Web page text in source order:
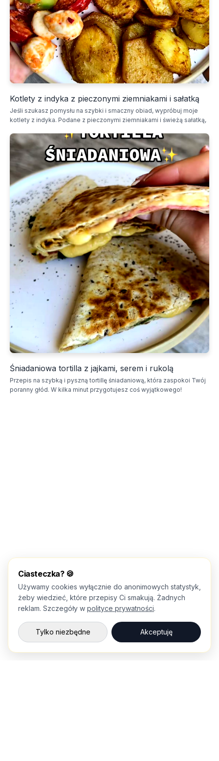
Ciasteczka? 🍪
Używamy cookies wyłącznie do anonimowych statystyk,
żeby wiedzieć, które przepisy Ci smakują. Żadnych
reklam. Szczegóły w polityce prywatności.
Tylko niezbędne Akceptuję
Kotlety z indyka z pieczonymi ziemniakami i sałatką
Jeśli szukasz pomysłu na szybki i smaczny obiad, wypróbuj moje
kotlety z indyka. Podane z pieczonymi ziemniakami i świeżą sałatką,
Śniadaniowa tortilla z jajkami, serem i rukolą
Przepis na szybką i pyszną tortillę śniadaniową, która zaspokoi Twój
poranny głód. W kilka minut przygotujesz coś wyjątkowego!